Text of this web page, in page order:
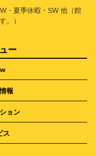
・夏季休暇・SW 他（館
。）
ー
報
ョン
ス